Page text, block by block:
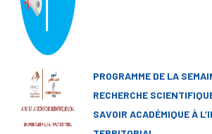
PROGRAMME DE LA
RECHERCHE
SAVOIR ACADÉMIQUE À